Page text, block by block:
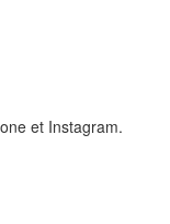
et Instagram.